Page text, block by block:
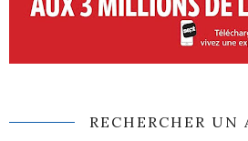
RECHERCHER UN